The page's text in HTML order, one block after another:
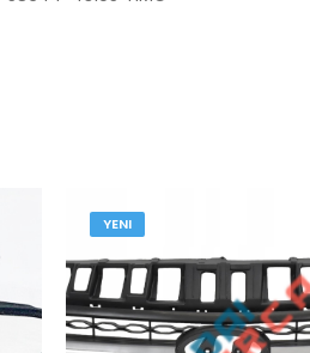
YENI